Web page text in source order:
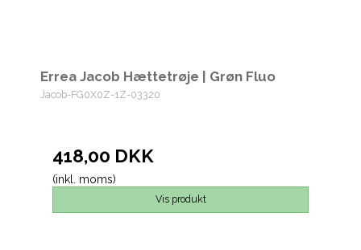
Errea Jacob Hættetrøje | Grøn Fluo
Jacob-FG0X0Z-1Z-03320
418,00 DKK
(inkl. moms)
Vis produkt